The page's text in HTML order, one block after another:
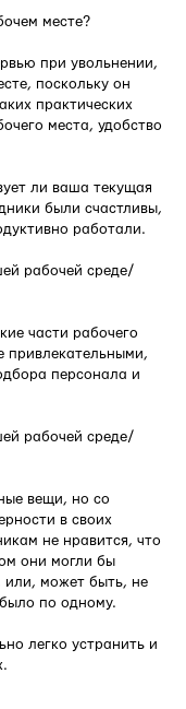
месте?
при увольнении,
поскольку он
практических
места, удобство
ли ваша текущая
были счастливы,
работали.
рабочей среде/
части рабочего
привлекательными,
персонала и
рабочей среде/
вещи, но со
в своих
не нравится, что
они могли бы
или, может быть, не
по одному.
легко устранить и